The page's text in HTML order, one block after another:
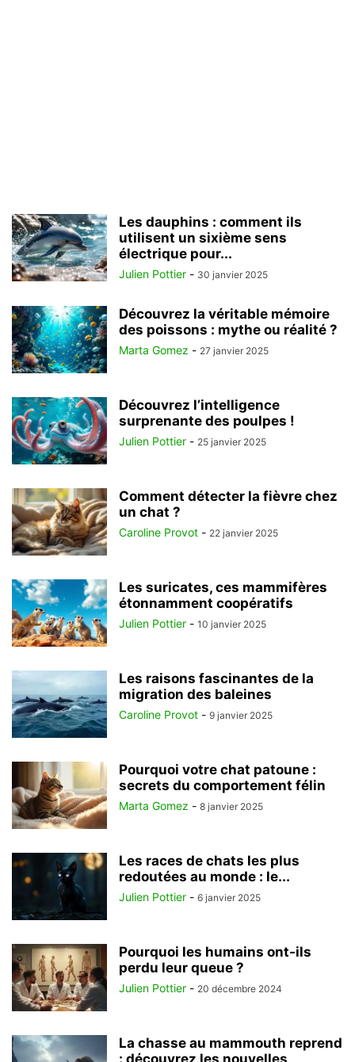
Les dauphins : comment ils
utilisent un sixième sens
électrique pour...
Julien Pottier - 30 janvier 2025
Découvrez la véritable mémoire
des poissons : mythe ou réalité ?
Marta Gomez - 27 janvier 2025
Découvrez l’intelligence
surprenante des poulpes !
Julien Pottier - 25 janvier 2025
Comment détecter la fièvre chez
un chat ?
Caroline Provot - 22 janvier 2025
Les suricates, ces mammifères
étonnamment coopératifs
Julien Pottier - 10 janvier 2025
Les raisons fascinantes de la
migration des baleines
Caroline Provot - 9 janvier 2025
Pourquoi votre chat patoune :
secrets du comportement félin
Marta Gomez - 8 janvier 2025
Les races de chats les plus
redoutées au monde : le...
Julien Pottier - 6 janvier 2025
Pourquoi les humains ont-ils
perdu leur queue ?
Julien Pottier - 20 décembre 2024
La chasse au mammouth reprend
: découvrez les nouvelles